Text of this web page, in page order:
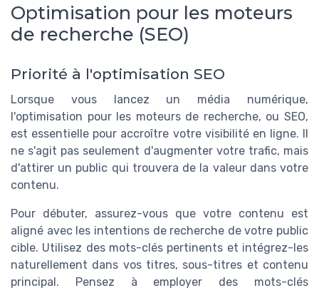
Optimisation pour les moteurs
de recherche (SEO)
Priorité à l'optimisation SEO
Lorsque vous lancez un média numérique,
l'optimisation pour les moteurs de recherche, ou SEO,
est essentielle pour accroître votre visibilité en ligne. Il
ne s'agit pas seulement d'augmenter votre trafic, mais
d'attirer un public qui trouvera de la valeur dans votre
contenu.
Pour débuter, assurez-vous que votre contenu est
aligné avec les intentions de recherche de votre public
cible. Utilisez des mots-clés pertinents et intégrez-les
naturellement dans vos titres, sous-titres et contenu
principal. Pensez à employer des mots-clés